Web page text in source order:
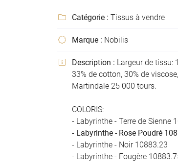
Code Captcha
Rafraîchir le captcha
En cochant cette case, vous consentez à recevoir nos
l'adresse email indiqué ci-dessus. Vous pouvez vous
le formulaire de désinscription.
 Catégorie : Tissus à vendre
 Marque : Nobilis
 Description : Largeur de tissu:
33% de cotton, 30% de
Martindale 25 000 tours.
COLORIS:
- Labyrinthe - Terre de Sienne
- Labyrinthe - Rose Poudré
- Labyrinthe - Noir 10883.23
- Labyrinthe - Fougère